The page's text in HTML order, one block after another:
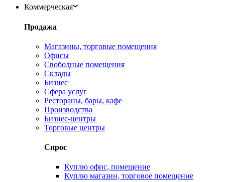
Коммерческая
Продажа
Магазины, торговые помещения
Офисы
Свободные помещения
Склады
Бизнес
Сфера услуг
Рестораны, бары, кафе
Производства
Бизнес-центры
Торговые центры
Спрос
Куплю офис, помещение
Куплю магазин, торговое помещение